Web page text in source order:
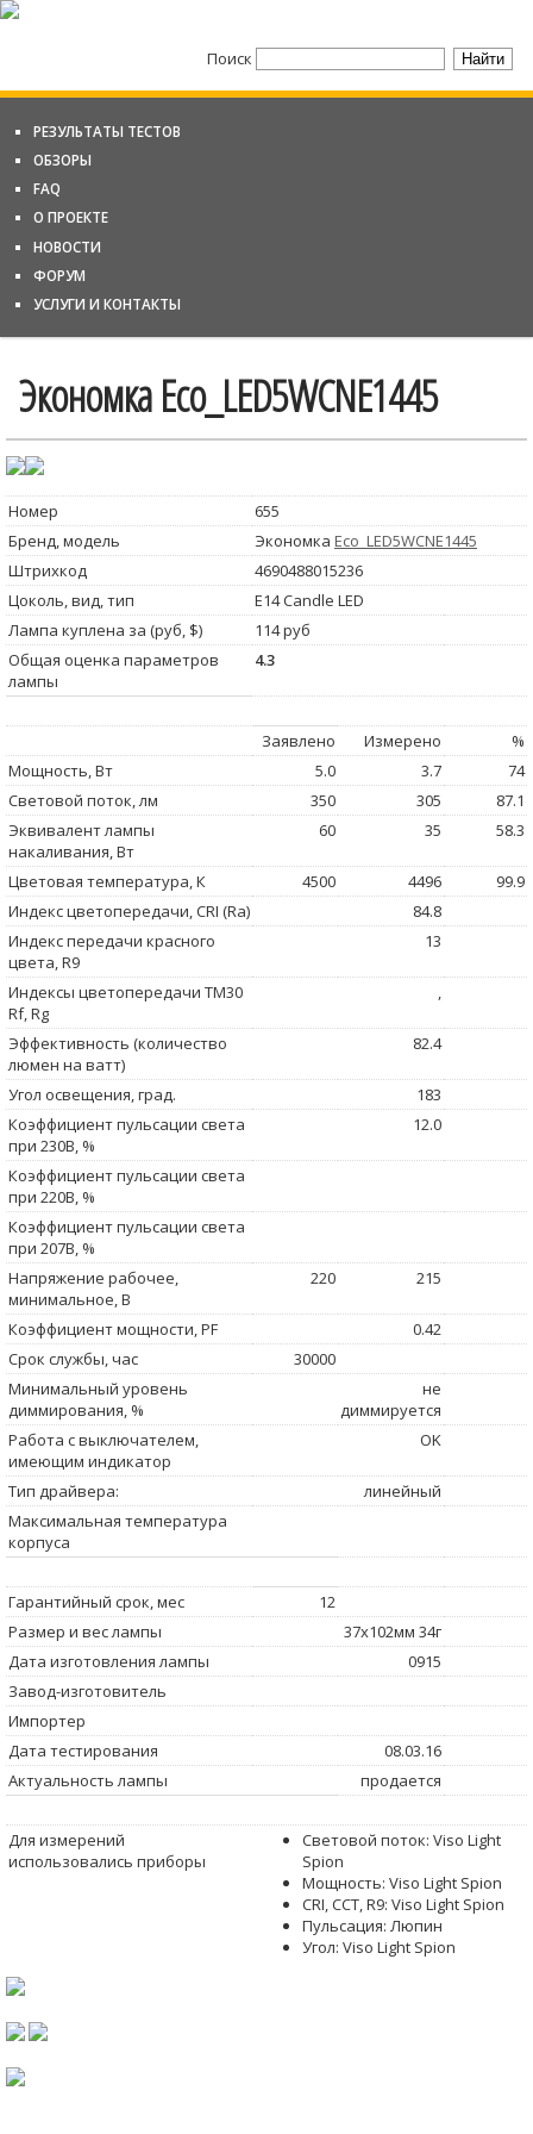
Поиск
РЕЗУЛЬТАТЫ ТЕСТОВ
ОБЗОРЫ
FAQ
О ПРОЕКТЕ
НОВОСТИ
ФОРУМ
УСЛУГИ И КОНТАКТЫ
Экономка Eco_LED5WCNE1445
Номер
655
Бренд, модель
Экономка Eco_LED5WCNE1445
Штрихкод
4690488015236
Цоколь, вид, тип
E14 Candle LED
Лампа куплена за (руб, $)
114 руб
Общая оценка параметров
лампы
4.3
Заявлено Измерено
%
Мощность, Вт
5.0 3.7
74
Световой поток, лм
350 305
87.1
Эквивалент лампы
накаливания, Вт
60 35 58.3
Цветовая температура, К 4500 4496
99.9
Индекс цветопередачи, CRI (Ra)
84.8
Индекс передачи красного
цвета, R9
13
Индексы цветопередачи TM30
Rf, Rg
,
Эффективность (количество
люмен на ватт)
82.4
Угол освещения, град.
183
Коэффициент пульсации света
при 230В, %
12.0
Коэффициент пульсации света
при 220В, %
Коэффициент пульсации света
при 207В, %
Напряжение рабочее,
минимальное, В
220 215
Коэффициент мощности, PF
0.42
Срок службы, час
30000
Минимальный уровень
диммирования, %
не
диммируется
Работа с выключателем,
имеющим индикатор
OK
Тип драйвера:
линейный
Максимальная температура
корпуса
Гарантийный срок, мес
12
Размер и вес лампы
37x102мм 34г
Дата изготовления лампы
0915
Завод-изготовитель
Импортер
Дата тестирования
08.03.16
Актуальность лампы
продается
Для измерений
использовались приборы
Световой поток: Viso Light
Spion
Мощность: Viso Light Spion
CRI, CCT, R9: Viso Light Spion
Пульсация: Люпин
Угол: Viso Light Spion